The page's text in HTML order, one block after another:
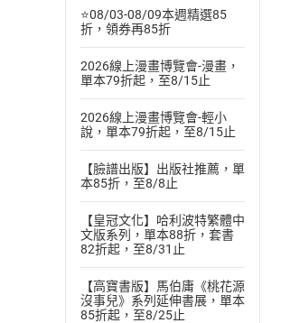
⭐08/03-08/09本週精選85
折，領券再85折
2026線上漫畫博覽會-漫畫，
單本79折起，至8/15止
2026線上漫畫博覽會-輕小
說，單本79折起，至8/15止
【臉譜出版】出版社推薦，單
本85折，至8/8止
【皇冠文化】哈利波特繁體中
文版系列，單本88折，套書
82折起，至8/31止
【高寶書版】馬伯庸《桃花源
沒事兒》系列延伸書展，單本
85折起，至8/25止